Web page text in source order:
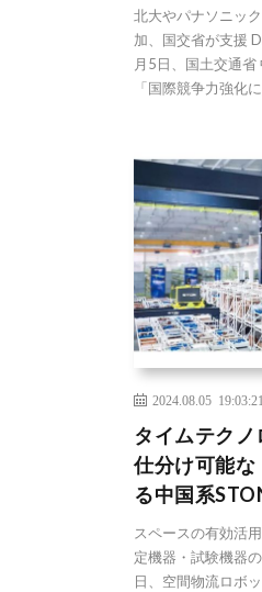
北大やパナソニッ
加、国交省が支援
月5日、国土交通
「国際競争力強化
2024.08.05 19:03:21
タイムテク
仕分け可能
る中国系
スペースの有効活
定機器・試験機器
日、空間物流ロボ